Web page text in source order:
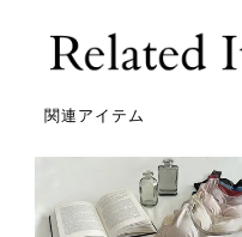
関連アイテム